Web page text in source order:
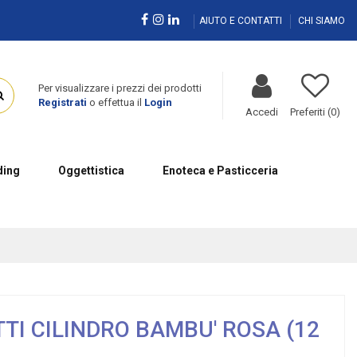
AIUTO E CONTATTI CHI SIAMO
Per visualizzare i prezzi dei prodotti
Registrati o effettua il Login
Accedi Preferiti (0)
Oggettistica Enoteca e Pasticceria
CILINDRO BAMBU' ROSA (12